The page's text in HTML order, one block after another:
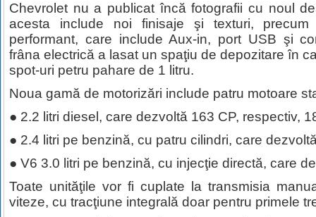
Chevrolet nu a publicat încă fotografii cu noul
acesta include noi finisaje şi texturi,
performant, care include Aux-in, port USB şi
frâna electrică a lasat un spaţiu de depozitare în
spot-uri petru pahare de 1 litru.
Noua gamă de motorizări include patru motoare
● 2.2 litri diesel, care dezvoltă 163 CP, respectiv,
● 2.4 litri pe benzină, cu patru cilindri, care
● V6 3.0 litri pe benzină, cu injecţie directă, care
Toate unităţile vor fi cuplate la transmisia
viteze, cu tracţiune integrală doar pentru primele